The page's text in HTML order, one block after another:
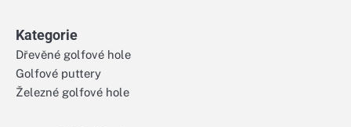
Kategorie
Dřevěné golfové hole
Golfové puttery
Železné golfové hole